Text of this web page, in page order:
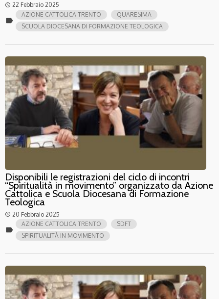
access_time 22 Febbraio 2025
label
AZIONE CATTOLICA TRENTO
QUARESIMA
SCUOLA DIOCESANA DI FORMAZIONE TEOLOGICA
Disponibili le registrazioni del ciclo di incontri
“Spiritualità in movimento” organizzato da Azione
Cattolica e Scuola Diocesana di Formazione
Teologica
access_time 20 Febbraio 2025
label
AZIONE CATTOLICA TRENTO
SDFT
SPIRITUALITÀ IN MOVIMENTO